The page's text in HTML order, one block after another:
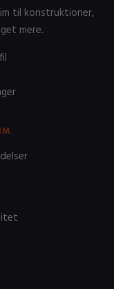
til konstruktioner,
mere.